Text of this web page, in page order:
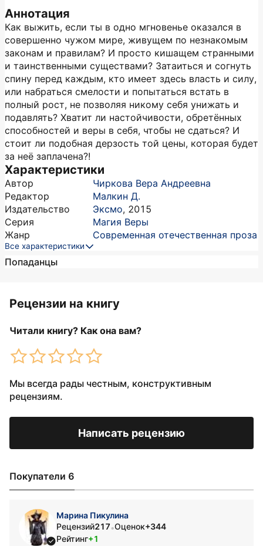
Аннотация
Как выжить, если ты в одно мгновенье оказался в
совершенно чужом мире, живущем по незнакомым
законам и правилам? И просто кишащем странными
и таинственными существами? Затаиться и согнуть
спину перед каждым, кто имеет здесь власть и силу,
или набраться смелости и попытаться встать в
полный рост, не позволяя никому себя унижать и
подавлять? Хватит ли настойчивости, обретённых
способностей и веры в себя, чтобы не сдаться? И
стоит ли подобная дерзость той цены, которая будет
за неё заплачена?!
Характеристики
Автор
Чиркова Вера Андреевна
Редактор
Малкин Д.
Издательство
Эксмо, 2015
Серия
Магия Веры
Жанр
Современная отечественная проза
Все характеристики
Попаданцы
Рецензии на книгу
Читали книгу? Как она вам?
Мы всегда рады честным, конструктивным
рецензиям.
Написать рецензию
Покупатели 6
Марина Пикулина
Рецензий217•Оценок+344
Рейтинг+1